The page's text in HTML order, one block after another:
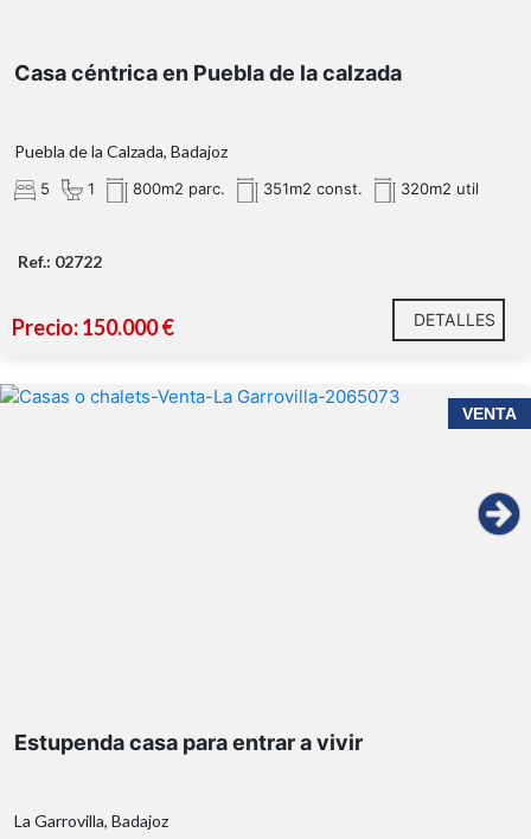
Casa céntrica en Puebla de la calzada
Puebla de la Calzada, Badajoz
5 1 800m2 parc. 351m2 const. 320m2 util
Ref.: 02722
Precio: 150.000 € DETALLES
VENTA
Estupenda casa para entrar a vivir
La Garrovilla, Badajoz